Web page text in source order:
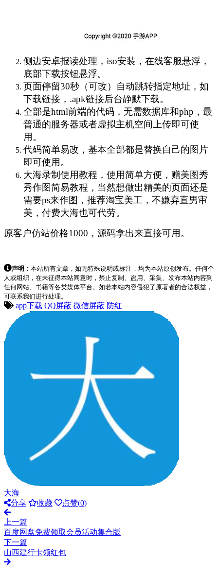
侧边安卓报读处理，iso安装，在线客服悬浮，
底部下载按钮悬浮。
页面停留30秒（可改）自动跳转指定地址，如
下载链接，.apk链接后台静默下载。
全部是html前端的代码，无需数据库和php，最
普通的服务器或者虚拟主机空间上传即可使
用。
代码简单易改，基本全部都是替换自己的图片
即可使用。
大海录制使用教程，使用简单方便，赠美图秀
秀作图简易教程，当然想做出精美的页面还是
需要ps来作图，推荐淘宝美工，不嫌弃直男审
美，付费大海也可代劳。
原客户仿站价格1000，源码拿出来直接可用。
声明： 本站所有文章，如无特殊说明或标注，均为本站原创发布。任何个
人或组织，在未征得本站同意时，禁止复制、盗用、采集、发布本站内容到
任何网站、书籍等各类媒体平台。如若本站内容侵犯了原著者的合法权益，
可联系我们进行处理。
app下载 QQ屏蔽 微信屏蔽 防红
大海
分享
收藏 点赞(0)
上一篇
百度网盘免费领取会员活动集合版
下一篇
山西建行卡领红包